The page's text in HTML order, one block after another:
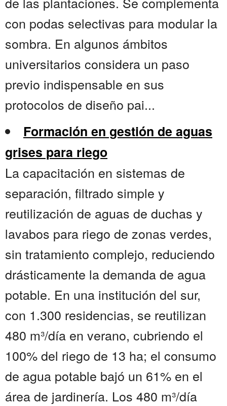
con podas selectivas para modular la
sombra. En algunos ámbitos
universitarios considera un paso
previo indispensable en sus
protocolos de diseño pai...
Formación en gestión de aguas
grises para riego
La capacitación en sistemas de
separación, filtrado simple y
reutilización de aguas de duchas y
lavabos para riego de zonas verdes,
sin tratamiento complejo, reduciendo
drásticamente la demanda de agua
potable. En una institución del sur,
con 1.300 residencias, se reutilizan
480 m³/día en verano, cubriendo el
100% del riego de 13 ha; el consumo
de agua potable bajó un 61% en el
área de jardinería. Los 480 m³/día